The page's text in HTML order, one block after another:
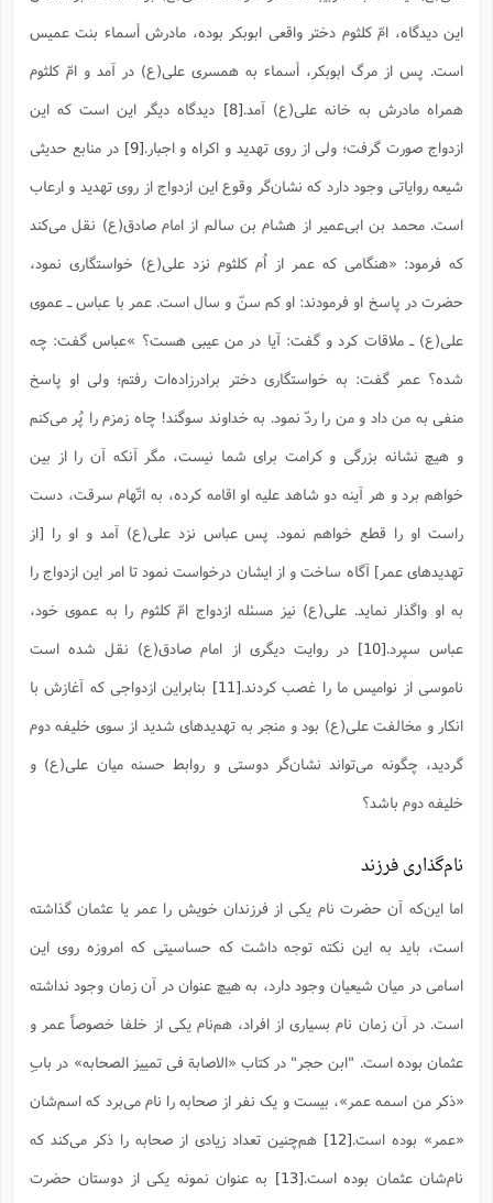
این دیدگاه، امّ کلثوم دختر واقعی ابوبکر بوده، مادرش أسماء بنت عمیس
است. پس از مرگ ابوبکر، أسماء به همسری علی(ع) در آمد و امّ کلثوم
همراه مادرش به خانه علی(ع) آمد.[8]
دیدگاه دیگر این است که این
ازدواج صورت گرفت؛ ولی از روی تهدید و اکراه و اجبار.[9]
در منابع حدیثی
شیعه روایاتی وجود دارد که نشان‌گر وقوع این ازدواج از روی تهدید و ارعاب
است. محمد بن ابی‌عمیر از هشام بن سالم از امام صادق(ع) نقل می‌کند
که فرمود: «هنگامی که عمر از اُم کلثوم نزد علی(ع) خواستگاری نمود،
حضرت در پاسخ او فرمودند: او کم سنّ و سال است. عمر با عباس ـ عموی
علی(ع) ـ ملاقات کرد و گفت: آیا در من عیبی هست؟ »عباس گفت: چه
شده؟ عمر گفت: به خواستگاری دختر برادرزاده‌ات رفتم؛ ولی او پاسخ
منفی به من داد و من را ردّ نمود. به خداوند سوگند! چاه زمزم را پُر می‌کنم
و هیچ نشانه بزرگی و کرامت برای شما نیست، مگر آنکه آن را از بین
خواهم برد و هر آینه دو شاهد علیه او اقامه کرده، به اتّهام سرقت، دست
راست او را قطع خواهم نمود. پس عباس نزد علی(ع) آمد و او را [از
تهدیدهای عمر] آگاه ساخت و از ایشان درخواست نمود تا امر این ازدواج را
به او واگذار نماید. علی(ع) نیز مسئله ازدواج امّ کلثوم را به عموی خود،
عباس سپرد.[10]
در روایت دیگری از امام صادق(ع) نقل شده است
ناموسی از نوامیس ما را غصب کردند.[11]
بنابراین ازدواجی که آغازش با
انکار و مخالفت علی(ع) بود و منجر به تهدیدهای شدید از سوی خلیفه دوم
گردید، چگونه می‌تواند نشان‌گر دوستی و روابط حسنه میان علی(ع) و
خلیفه دوم باشد؟
نام‌گذاری فرزند
اما این‌که آن حضرت نام یکی از فرزندان خویش را عمر یا عثمان گذاشته
است، باید به این نکته توجه داشت که حساسیتی که امروزه روی این
اسامی در میان شیعیان وجود دارد، به هیچ عنوان در آن زمان وجود نداشته
است. در آن زمان نام بسیاری از افراد، هم‌نام یکی از خلفا خصوصاً عمر و
عثمان بوده است. "ابن حجر" در کتاب «الاصابة فی تمییز الصحابه» در بابِ
«ذکر من اسمه عمر»، بیست و یک نفر از صحابه را نام مى‌برد که اسم‌شان
«عمر» بوده است.[12]
هم‌چنین تعداد زیادی از صحابه را ذکر مى‌کند که
نام‌شان عثمان بوده است.[13]
به عنوان نمونه یکی از دوستان حضرت